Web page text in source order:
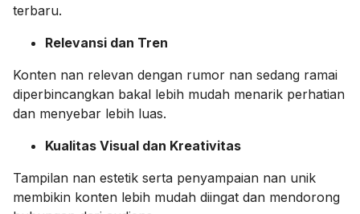
terbaru.
Relevansi dan Tren
Konten nan relevan dengan rumor nan sedang ramai
diperbincangkan bakal lebih mudah menarik perhatian
dan menyebar lebih luas.
Kualitas Visual dan Kreativitas
Tampilan nan estetik serta penyampaian nan unik
membikin konten lebih mudah diingat dan mendorong